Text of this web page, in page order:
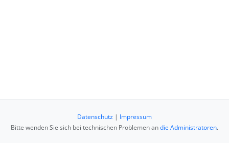
Datenschutz | Impressum
Bitte wenden Sie sich bei technischen Problemen andie Administratoren.